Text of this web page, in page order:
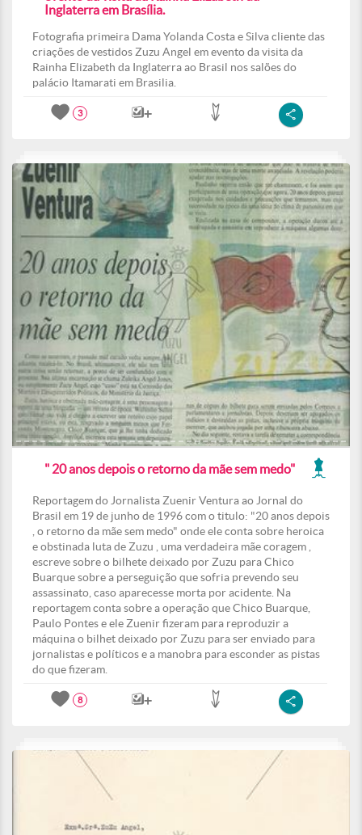
Inglaterra em Brasília.
Fotografia primeira Dama Yolanda Costa e Silva cliente das
criações de vestidos Zuzu Angel em evento da visita da
Rainha Elizabeth da Inglaterra ao Brasil nos salões do
palácio Itamarati em Brasilia.
3
" 20 anos depois o retorno da mãe sem medo"
Reportagem do Jornalista Zuenir Ventura ao Jornal do
Brasil em 19 de junho de 1996 com o titulo: "20 anos depois
, o retorno da mãe sem medo" onde ele conta sobre heroica
e obstinada luta de Zuzu , uma verdadeira mãe coragem ,
escreve sobre o bilhete deixado por Zuzu para Chico
Buarque sobre a perseguição que sofria prevendo seu
assassinato, caso aparecesse morta por acidente. Na
reportagem conta sobre a operação que Chico Buarque,
Paulo Pontes e ele Zuenir fizeram para reproduzir a
máquina o bilhet deixado por Zuzu para ser enviado para
jornalistas e políticos e a manobra para esconder as pistas
do que fizeram.
8